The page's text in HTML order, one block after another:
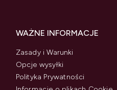
WAŻNE INFORMACJE
Zasady i Warunki
Opcje wysyłki
Polityka Prywatności